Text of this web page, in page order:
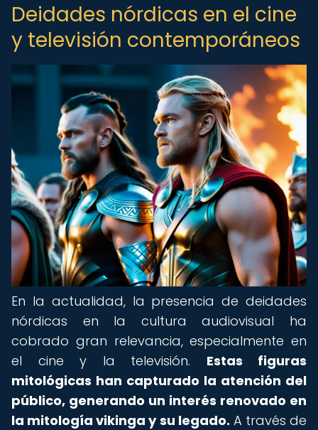
Deidades nórdicas en el cine
y televisión contemporáneos
En la actualidad, la presencia de deidades
nórdicas en la cultura audiovisual ha
cobrado gran relevancia, especialmente en
el cine y la televisión. Estas figuras
mitológicas han capturado la atención del
público, generando un interés renovado en
la mitología vikinga y su legado. A través de